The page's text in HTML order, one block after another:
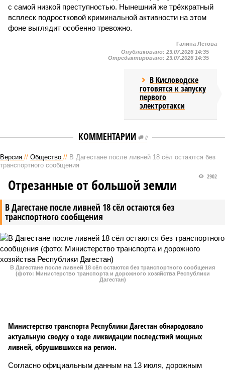
с самой низкой преступностью. Нынешний же трёхкратный
всплеск подростковой криминальной активности на этом
фоне выглядит особенно тревожно.
Галина Летова
Опубликовано: 23.07.2026 14:35
Отредактировано: 23.07.2026 14:35
В Кисловодске
готовятся к запуску
первого
электротакси
КОММЕНТАРИИ 0
Версия // Общество // В Дагестане после ливней 18 сёл остаются без
транспортного сообщения
В Дагестане после ливней 18 сёл остаются без
транспортного сообщения
2902
Отрезанные от большой земли
В Дагестане после ливней 18 сёл остаются без транспортного сообщения
(фото: Министерство транспорта и дорожного хозяйства Республики
Дагестан)
Министерство транспорта Республики Дагестан обнародовало
актуальную сводку о ходе ликвидации последствий мощных
ливней, обрушившихся на регион.
Согласно официальным данным на 13 июля, дорожным